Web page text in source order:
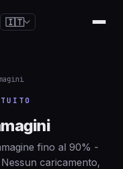
🇮🇹
fino al 90% -
caricamento,